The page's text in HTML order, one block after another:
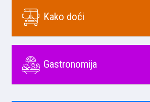
Kako doći
Gastronomija